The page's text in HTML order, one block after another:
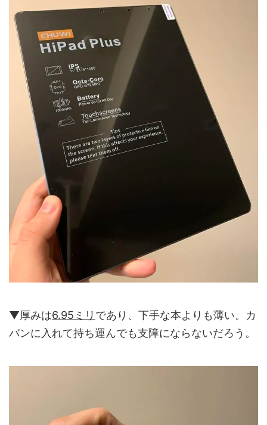
▼厚みは6.95ミリ であり、下手な本よりも薄い。カ
バンに入れて持ち運んでも支障にならないだろう。